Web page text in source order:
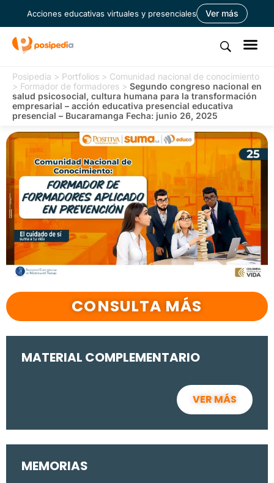
Acciones educativas virtuales y presenciales Ver más
Posipedia > Portfolios > Comunidad nacional de conocimiento
> Formador de formadores > Segundo congreso nacional en
salud psicosocial, cultura humana para la transformación
empresarial – acción educativa presencial educativa
presencial – Bucaramanga Fecha: junio 26, 2025
CONSULTA MÁS
MATERIAL COMPLEMENTARIO
VER MÁS
MEMORIAS